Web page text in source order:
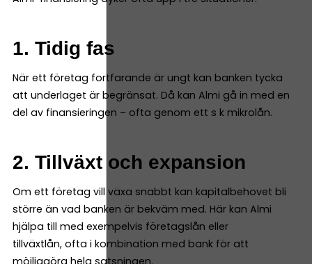
1. Tidig fas
När ett företag fortfarande är ungt kan banken tycka
att underlaget är begränsat. Då kan Almi gå in med en
del av finansieringen – ofta genom ett s k mikrolån.
2. Tillväxt och expansion
Om ett företag vill växa snabbt kan kapitalbehovet bli
större än vad banken är bekväm med. Här kan Almi
hjälpa till med exempelvis företagslån eller
tillväxtlån, ofta i kombination med bank för att